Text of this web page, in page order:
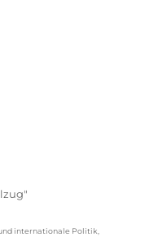
internationale Politik